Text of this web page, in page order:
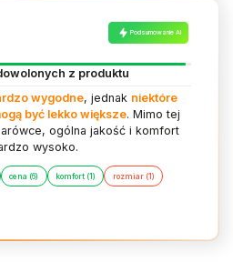
Podsumowanie AI
z produktu
wygodne, jednak niektóre
być lekko większe. Mimo tej
ogólna jakość i komfort
wysoko.
cena (6) komfort (1) rozmiar (1)